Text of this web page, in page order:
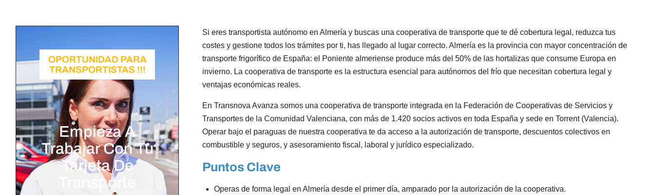
OPORTUNIDAD PARA
TRANSPORTISTAS !!!
Empieza A
Trabajar Con Tu
Tarjeta De
Transporte
Si eres transportista autónomo en Almería y buscas una cooperativa de transporte que te dé cobertura legal, reduzca tus
costes y gestione todos los trámites por ti, has llegado al lugar correcto. Almería es la provincia con mayor concentración de
transporte frigorífico de España: el Poniente almeriense produce más del 50% de las hortalizas que consume Europa en
invierno. La cooperativa de transporte es la estructura esencial para autónomos del frío que necesitan cobertura legal y
ventajas económicas reales.
En Transnova Avanza somos una cooperativa de transporte integrada en la Federación de Cooperativas de Servicios y
Transportes de la Comunidad Valenciana, con más de 1.420 socios activos en toda España y sede en Torrent (Valencia).
Operar bajo el paraguas de nuestra cooperativa te da acceso a la autorización de transporte, descuentos colectivos en
combustible y seguros, y asesoramiento fiscal, laboral y jurídico especializado.
Puntos Clave
Operas de forma legal en Almería desde el primer día, amparado por la autorización de la cooperativa.